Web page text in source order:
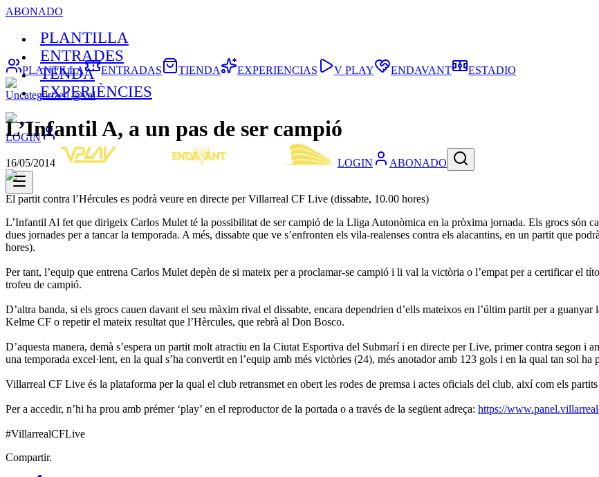
ABONADO
PLANTILLA
ENTRADES
TENDA
EXPERIÈNCIES
LOGIN
LOGIN ABONADO
PLANTILLA ENTRADAS TIENDA EXPERIENCIAS V PLAY ENDAVANT ESTADIO
Uncategorized @val
L’Infantil A, a un pas de ser campió
16/05/2014
El partit contra l’Hércules es podrà veure en directe per Villarreal CF Live (dissabte, 10.00 hores)
L’Infantil Al fet que dirigeix Carlos Mulet té la possibilitat de ser campió de la Lliga Autonòmica en la pròxima jornada. Els grocs són
dues jornades per a tancar la temporada. A més, dissabte que ve s’enfronten els vila-realenses contra els alacantins, en un partit que
hores).
Per tant, l’equip que entrena Carlos Mulet depèn de si mateix per a proclamar-se campió i li val la victòria o l’empat per a certificar el
trofeu de campió.
D’altra banda, si els grocs cauen davant el seu màxim rival el dissabte, encara dependrien d’ells mateixos en l’últim partit per a
Kelme CF o repetir el mateix resultat que l’Hèrcules, que rebrà al Don Bosco.
D’aquesta manera, demà s’espera un partit molt atractiu en la Ciutat Esportiva del Submarí i en directe per Live, primer contra segon i
una temporada excel·lent, en la qual s’ha convertit en l’equip amb més victòries (24), més anotador amb 123 gols i en la qual tan sol ha
Villarreal CF Live és la plataforma per la qual el club retransmet en obert les rodes de premsa i actes oficials del club, així com els
Per a accedir, n’hi ha prou amb prémer ‘play’ en el reproductor de la portada o a través de la següent adreça: https://
#VillarrealCFLive
Compartir.